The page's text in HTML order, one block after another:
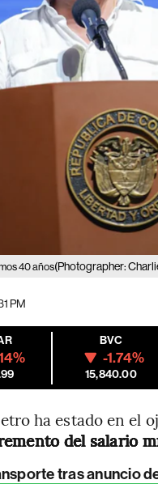
40 años(Photographer:
PM
BVC
-1.74%
15,840.00
ha estado en el
del salario
tras anuncio